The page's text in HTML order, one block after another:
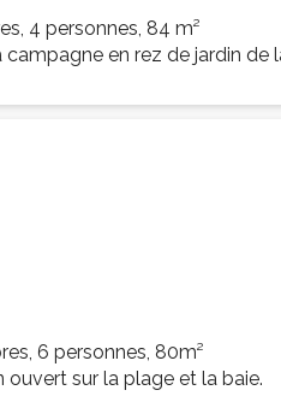
4 personnes, 84 m²
campagne en rez de jardin de
6 personnes, 80m²
ouvert sur la plage et la baie.